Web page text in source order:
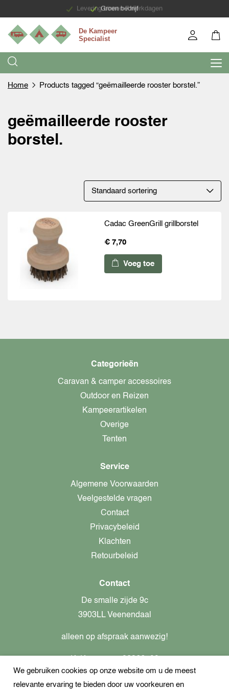
Groen bedrijf
Levering binnen 7 werkdagen
Home Products tagged “geëmailleerde rooster borstel.”
geëmailleerde rooster
borstel.
Cadac GreenGrill grillborstel
€ 7,70
Voeg toe
Categorieën
Caravan & camper accessoires
Outdoor en Reizen
Kampeerartikelen
Overige
Tenten
Service
Algemene Voorwaarden
Veelgestelde vragen
Contact
Privacybeleid
Klachten
Retourbeleid
Contact
De smalle zijde 9c
3903LL Veenendaal
alleen op afspraak aanwezig!
Btw-nummer: nl862437301B01
We gebruiken cookies op onze website om u de meest
relevante ervaring te bieden door uw voorkeuren en